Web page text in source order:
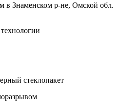
в Знаменском р-не, Омской обл.
стеклопакет